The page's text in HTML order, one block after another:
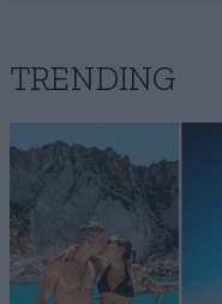
TRENDING